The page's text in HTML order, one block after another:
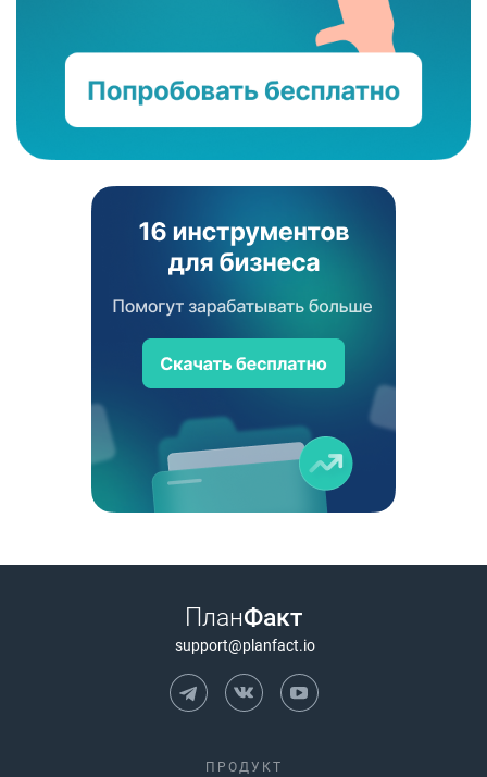
ПланФакт
support@planfact.io
ПРОДУКТ